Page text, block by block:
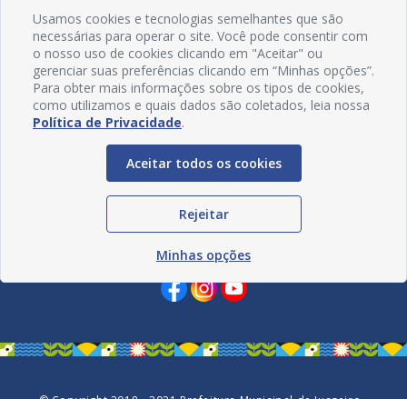
Redes Sociais
Usamos cookies e tecnologias semelhantes que são
necessárias para operar o site. Você pode consentir com
o nosso uso de cookies clicando em "Aceitar" ou
gerenciar suas preferências clicando em “Minhas opções”.
Para obter mais informações sobre os tipos de cookies,
como utilizamos e quais dados são coletados, leia nossa
Política de Privacidade.
Aceitar todos os cookies
Rejeitar
Minhas opções